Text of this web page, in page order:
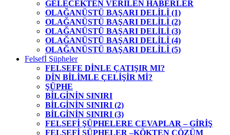
GELECEKTEN VERİLEN HABERLER
OLAĞANÜSTÜ BAŞARI DELİLİ (1)
OLAĞANÜSTÜ BAŞARI DELİLİ (2)
OLAĞANÜSTÜ BAŞARI DELİLİ (3)
OLAĞANÜSTÜ BAŞARI DELİLİ (4)
OLAĞANÜSTÜ BAŞARI DELİLİ (5)
Felsefİ Şüpheler
FELSEFE DİNLE ÇATIŞIR MI?
DİN BİLİMLE ÇELİŞİR Mİ?
ŞÜPHE
BİLGİNİN SINIRI
BİLGİNİN SINIRI (2)
BİLGİNİN SINIRI (3)
FELSEFİ ŞÜPHELERE CEVAPLAR – GİRİŞ
FELSEFİ ŞÜPHELER –KÖKTEN ÇÖZÜM